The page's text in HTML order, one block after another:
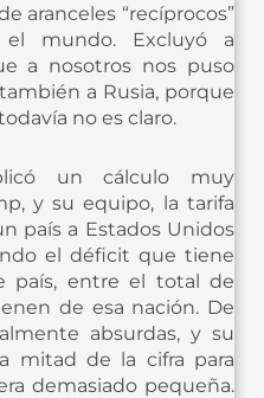
aranceles “recíprocos”
mundo. Excluyó a
a nosotros nos puso
a Rusia, porque
no es claro.
un cálculo muy
y su equipo, la tarifa
país a Estados Unidos
el déficit que tiene
país, entre el total de
de esa nación. De
absurdas, y su
mitad de la cifra para
demasiado pequeña.